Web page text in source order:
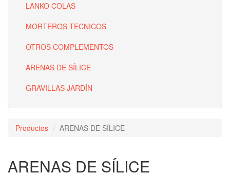
LANKO COLAS
MORTEROS TECNICOS
OTROS COMPLEMENTOS
ARENAS DE SÍLICE
GRAVILLAS JARDÍN
Productos ARENAS DE SÍLICE
ARENAS DE SÍLICE